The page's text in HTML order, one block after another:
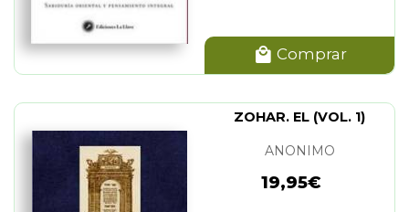
Comprar
ZOHAR. EL (VOL. 1)
ANONIMO
19,95€